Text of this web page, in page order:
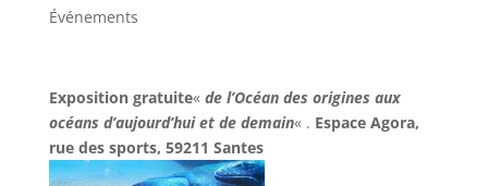
Événements
Exposition gratuite« de l’Océan des origines aux
océans d’aujourd’hui et de demain« . Espace Agora,
rue des sports, 59211 Santes